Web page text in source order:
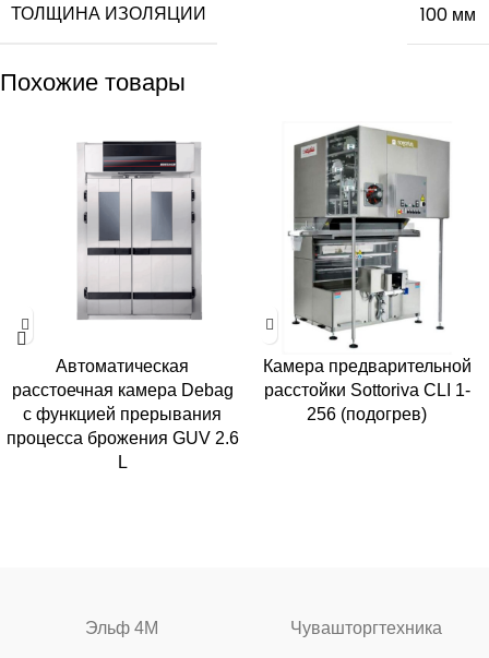
ТОЛЩИНА ИЗОЛЯЦИИ 100 мм
Похожие товары
Автоматическая
расстоечная камера Debag
с функцией прерывания
процесса брожения GUV 2.6
L
Камера предварительной
расстойки Sottoriva CLI 1-
256 (подогрев)
Эльф 4М Чувашторгтехника